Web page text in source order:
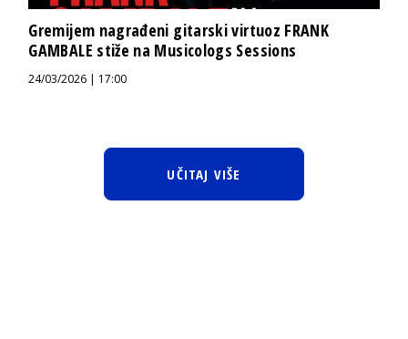
Gremijem nagrađeni gitarski virtuoz FRANK
GAMBALE stiže na Musicologs Sessions
24/03/2026 | 17:00
UČITAJ VIŠE